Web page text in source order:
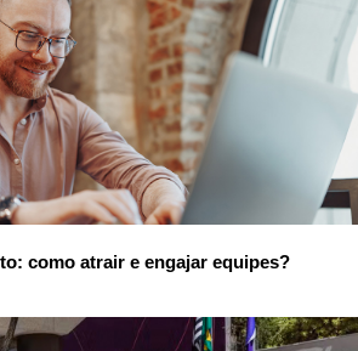
como atrair e engajar equipes?